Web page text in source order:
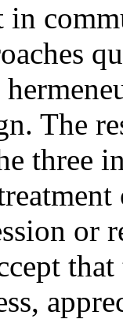
in
The
three
or